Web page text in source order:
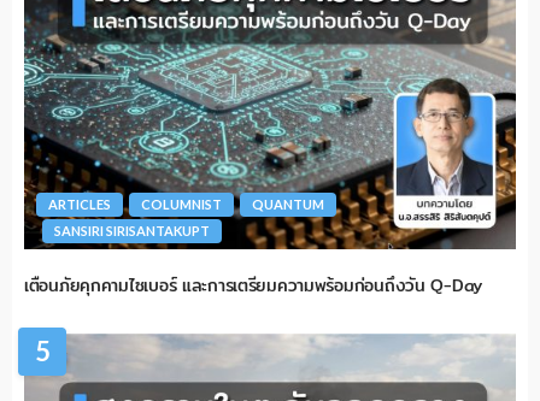
ARTICLES COLUMNIST
QUANTUM
SANSIRI SIRISANTAKUPT
เตือนภัยคุกคามไซเบอร์ และการเตรียมความพร้อมก่อนถึงวัน Q-Day
5